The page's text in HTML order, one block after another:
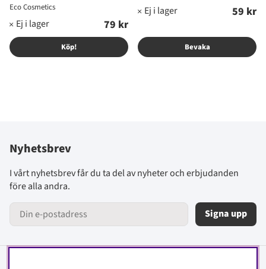
Eco Cosmetics
79 kr
Köp!
59 kr
Bevaka
Nyhetsbrev
I vårt nyhetsbrev får du ta del av nyheter och erbjudanden
före alla andra.
Signa upp